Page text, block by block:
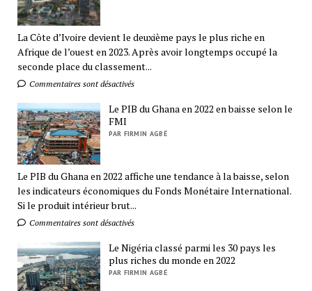
La Côte d’Ivoire devient le deuxième pays le plus riche en
Afrique de l’ouest en 2023. Après avoir longtemps occupé la
seconde place du classement...
Commentaires sont désactivés
Le PIB du Ghana en 2022 en baisse selon le
FMI
PAR FIRMIN AGBÉ
Le PIB du Ghana en 2022 affiche une tendance à la baisse, selon
les indicateurs économiques du Fonds Monétaire International.
Si le produit intérieur brut...
Commentaires sont désactivés
Le Nigéria classé parmi les 30 pays les
plus riches du monde en 2022
PAR FIRMIN AGBÉ